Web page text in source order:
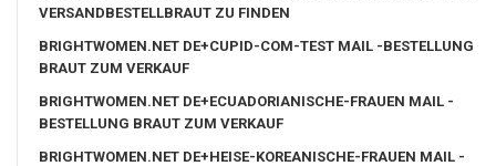
VERSANDBESTELLBRAUT ZU FINDEN
BRIGHTWOMEN.NET DE+CUPID-COM-TEST MAIL -BESTELLUNG
BRAUT ZUM VERKAUF
BRIGHTWOMEN.NET DE+ECUADORIANISCHE-FRAUEN MAIL -
BESTELLUNG BRAUT ZUM VERKAUF
BRIGHTWOMEN.NET DE+HEISE-KOREANISCHE-FRAUEN MAIL -